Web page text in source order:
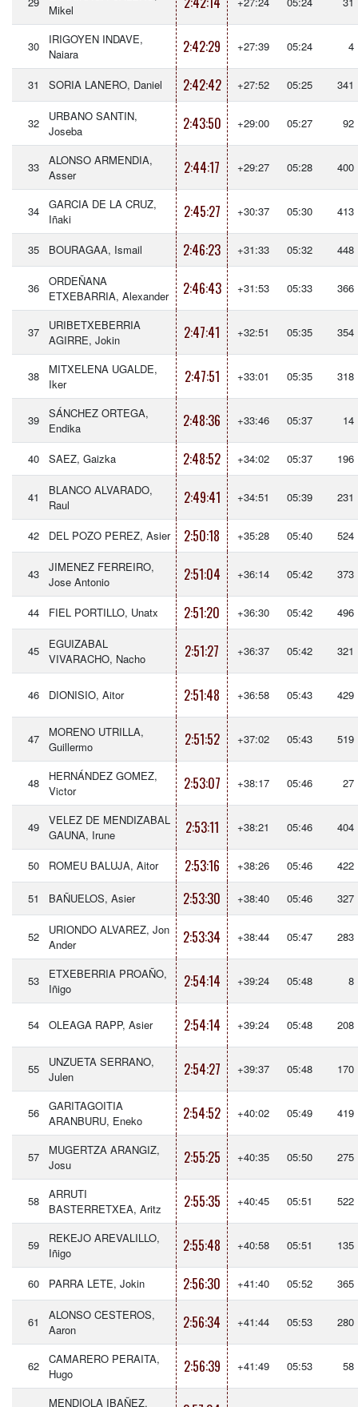
Mikel
30
IRIGOYEN INDAVE,
Naiara
2:42:29 +27:39 05:24 4
31 SORIA LANERO, Daniel 2:42:42 +27:52 05:25 341
32
URBANO SANTIN,
Joseba
2:43:50 +29:00 05:27 92
33
ALONSO ARMENDIA,
Asser
2:44:17 +29:27 05:28 400
34
GARCIA DE LA CRUZ,
Iñaki
2:45:27 +30:37 05:30 413
35 BOURAGAA, Ismail 2:46:23 +31:33 05:32 448
36
ORDEÑANA
ETXEBARRIA, Alexander
2:46:43 +31:53 05:33 366
37
URIBETXEBERRIA
AGIRRE, Jokin
2:47:41 +32:51 05:35 354
38
MITXELENA UGALDE,
Iker
2:47:51 +33:01 05:35 318
39
SÁNCHEZ ORTEGA,
Endika
2:48:36 +33:46 05:37 14
40 SAEZ, Gaizka 2:48:52 +34:02 05:37 196
41
BLANCO ALVARADO,
Raul
2:49:41 +34:51 05:39 231
42 DEL POZO PEREZ, Asier 2:50:18 +35:28 05:40 524
43
JIMENEZ FERREIRO,
Jose Antonio
2:51:04 +36:14 05:42 373
44 FIEL PORTILLO, Unatx 2:51:20 +36:30 05:42 496
45
EGUIZABAL
VIVARACHO, Nacho
2:51:27 +36:37 05:42 321
46 DIONISIO, Aitor 2:51:48 +36:58 05:43 429
47
MORENO UTRILLA,
Guillermo
2:51:52 +37:02 05:43 519
48
HERNÁNDEZ GOMEZ,
Victor
2:53:07 +38:17 05:46 27
49
VELEZ DE MENDIZABAL
GAUNA, Irune
2:53:11 +38:21 05:46 404
50 ROMEU BALUJA, Aitor 2:53:16 +38:26 05:46 422
51 BAÑUELOS, Asier 2:53:30 +38:40 05:46 327
52
URIONDO ALVAREZ, Jon
Ander
2:53:34 +38:44 05:47 283
53
ETXEBERRIA PROAÑO,
Iñigo
2:54:14 +39:24 05:48 8
54 OLEAGA RAPP, Asier 2:54:14 +39:24 05:48 208
55
UNZUETA SERRANO,
Julen
2:54:27 +39:37 05:48 170
56
GARITAGOITIA
ARANBURU, Eneko
2:54:52 +40:02 05:49 419
57
MUGERTZA ARANGIZ,
Josu
2:55:25 +40:35 05:50 275
58
ARRUTI
BASTERRETXEA, Aritz
2:55:35 +40:45 05:51 522
59
REKEJO AREVALILLO,
Iñigo
2:55:48 +40:58 05:51 135
60 PARRA LETE, Jokin 2:56:30 +41:40 05:52 365
61
ALONSO CESTEROS,
Aaron
2:56:34 +41:44 05:53 280
62
CAMARERO PERAITA,
Hugo
2:56:39 +41:49 05:53 58
MENDIOLA IBAÑEZ,